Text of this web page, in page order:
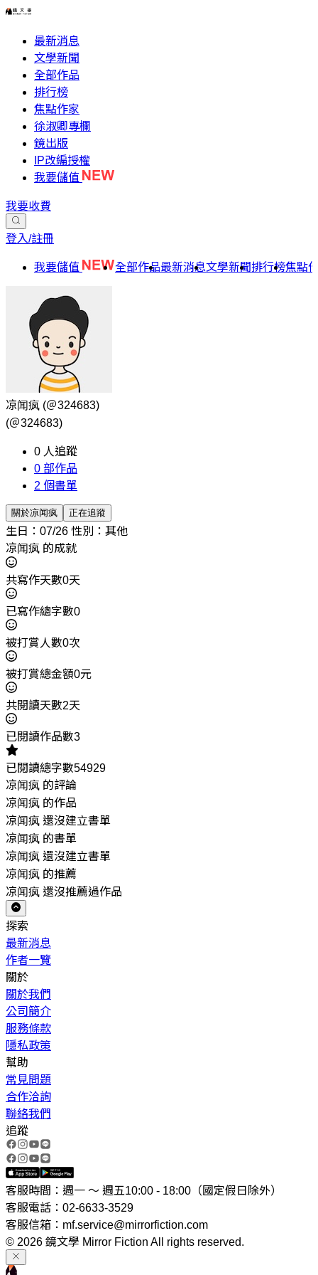
最新消息
文學新聞
全部作品
排行榜
焦點作家
徐淑卿專欄
鏡出版
IP改編授權
我要儲值
我要收費
登入/註冊
我要儲值 全部作品最新消息文學新聞排行榜焦點
凉闻疯 (＠324683)
(＠324683)
0 人追蹤
0 部作品
2 個書單
關於凉闻疯 正在追蹤
生日：07/26 性別：其他
凉闻疯 的成就
共寫作天數0天
已寫作總字數0
被打賞人數0次
被打賞總金額0元
共閱讀天數2天
已閱讀作品數3
已閱讀總字數54929
凉闻疯 的評論
凉闻疯 的作品
凉闻疯 還沒建立書單
凉闻疯 的書單
凉闻疯 還沒建立書單
凉闻疯 的推薦
凉闻疯 還沒推薦過作品
探索
最新消息
作者一覽
關於
關於我們
公司簡介
服務條款
隱私政策
幫助
常見問題
合作洽詢
聯絡我們
追蹤
客服時間：週一 ～ 週五10:00 - 18:00（國定假日除外）
客服電話：02-6633-3529
客服信箱：mf.service@mirrorfiction.com
© 2026 鏡文學 Mirror Fiction All rights reserved.